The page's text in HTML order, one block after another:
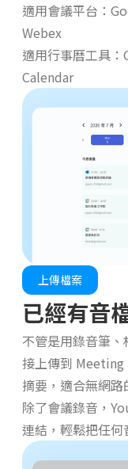
適用會議平台：
Webex
適用行事曆工具
Calendar
上傳檔案
已經有音
不管是用錄音筆
接上傳到 Meeting
摘要，適合無網路
除了會議錄音，
連結，輕鬆把任何